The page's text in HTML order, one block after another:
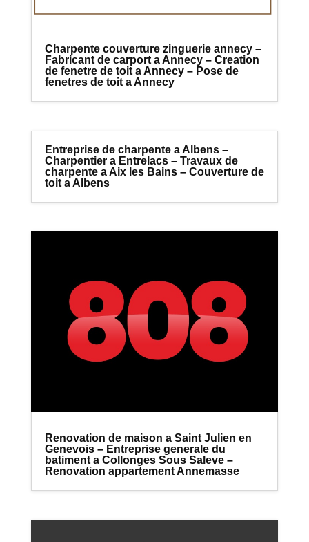
Charpente couverture zinguerie annecy –
Fabricant de carport a Annecy – Creation
de fenetre de toit a Annecy – Pose de
fenetres de toit a Annecy
Entreprise de charpente a Albens –
Charpentier a Entrelacs – Travaux de
charpente a Aix les Bains – Couverture de
toit a Albens
Renovation de maison a Saint Julien en
Genevois – Entreprise generale du
batiment a Collonges Sous Saleve –
Renovation appartement Annemasse